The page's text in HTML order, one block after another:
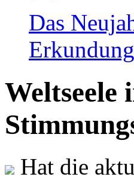
Das
Weltseele
Hat die